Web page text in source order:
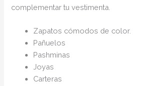
complementar tu vestimenta.
Zapatos cómodos de color.
Pañuelos
Pashminas
Joyas
Carteras